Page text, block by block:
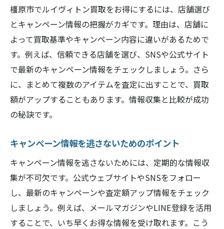
橿原市でルイヴィトン買取をお得にするには、店舗選び
とキャンペーン情報の把握がカギです。理由は、店舗に
よって買取基準やキャンペーン内容に違いがあるためで
す。例えば、信頼できる店舗を選び、SNSや公式サイト
で最新のキャンペーン情報をチェックしましょう。さら
に、まとめて複数のアイテムを査定に出すことで、買取
額がアップすることもあります。情報収集と比較が成功
の秘訣です。
キャンペーン情報を逃さないためのポイント
キャンペーン情報を逃さないためには、定期的な情報収
集が不可欠です。公式ウェブサイトやSNSをフォロー
し、最新のキャンペーンや査定額アップ情報をチェック
しましょう。例えば、メールマガジンやLINE登録を活用
することで、いち早くお得な情報を受け取れます。こう